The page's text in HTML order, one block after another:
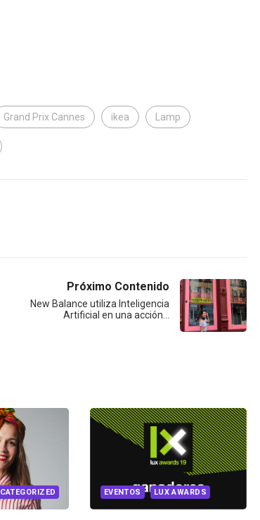
Grand Prix Cannes ikea Lamp
Próximo Contenido
New Balance utiliza Inteligencia
Artificial en una acción…
LUX AWARDS REINVENTION UNCATEGORIZED